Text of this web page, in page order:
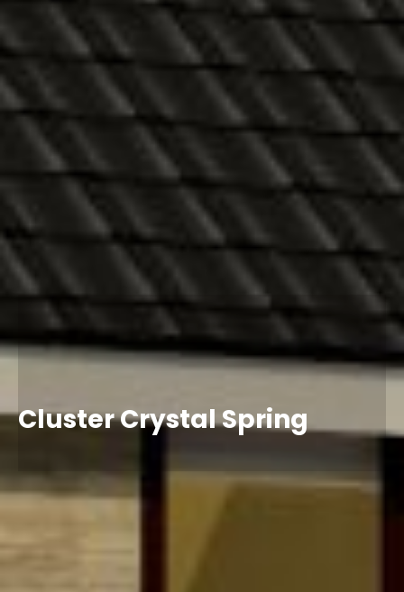
Cluster Crystal Spring